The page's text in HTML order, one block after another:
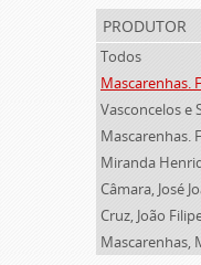
produtor
Todos
Mascarenhas.
Cruz, João
Mascarenhas,